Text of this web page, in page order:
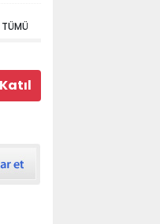
TÜMÜ